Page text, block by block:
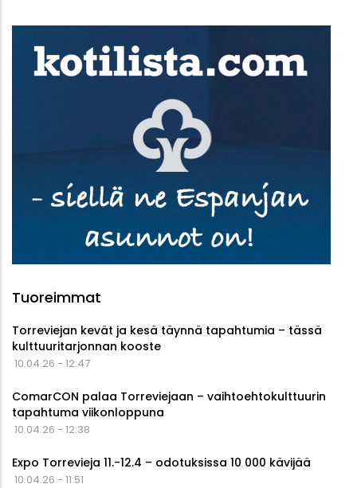
Tuoreimmat
Torreviejan kevät ja kesä täynnä tapahtumia – tässä
kulttuuritarjonnan kooste
10.04.26 - 12:47
ComarCON palaa Torreviejaan – vaihtoehtokulttuurin
tapahtuma viikonloppuna
10.04.26 - 12:38
Expo Torrevieja 11.-12.4 – odotuksissa 10 000 kävijää
10.04.26 - 11:51